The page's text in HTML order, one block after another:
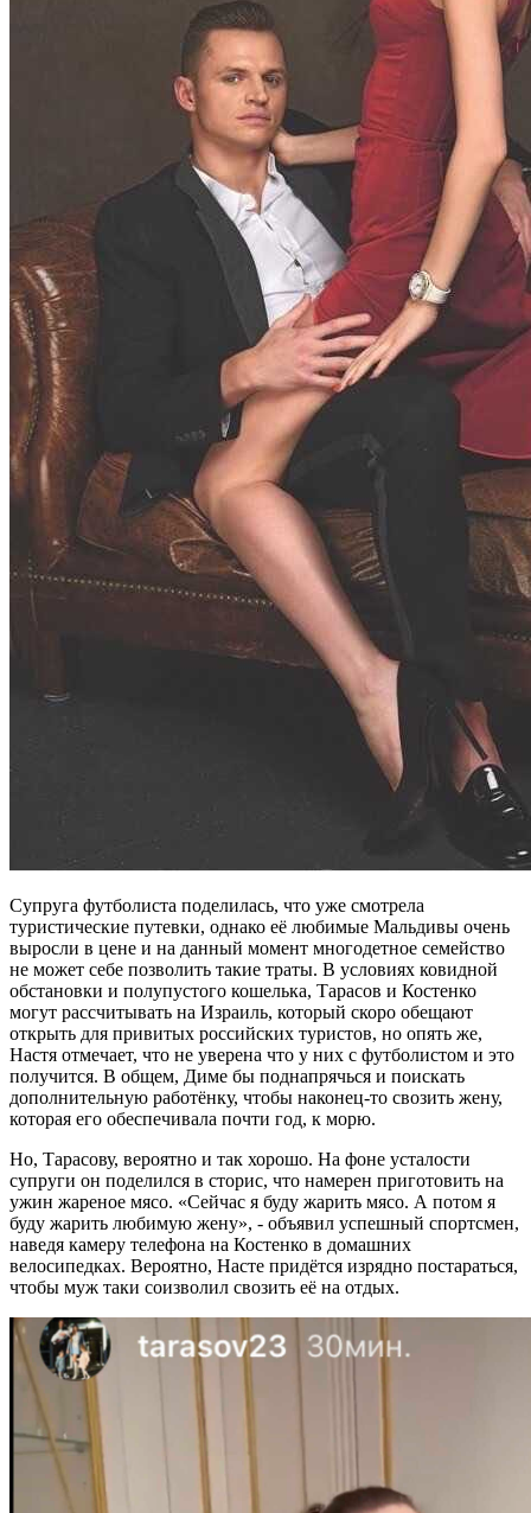
Супруга футболиста поделилась, что уже смотрела
туристические путевки, однако её любимые Мальдивы очень
выросли в цене и на данный момент многодетное семейство
не может себе позволить такие траты. В условиях ковидной
обстановки и полупустого кошелька, Тарасов и Костенко
могут рассчитывать на Израиль, который скоро обещают
открыть для привитых российских туристов, но опять же,
Настя отмечает, что не уверена что у них с футболистом и это
получится. В общем, Диме бы поднапрячься и поискать
дополнительную работёнку, чтобы наконец-то свозить жену,
которая его обеспечивала почти год, к морю.
Но, Тарасову, вероятно и так хорошо. На фоне усталости
супруги он поделился в сторис, что намерен приготовить на
ужин жареное мясо. «Сейчас я буду жарить мясо. А потом я
буду жарить любимую жену», - объявил успешный спортсмен,
наведя камеру телефона на Костенко в домашних
велосипедках. Вероятно, Насте придётся изрядно постараться,
чтобы муж таки соизволил свозить её на отдых.